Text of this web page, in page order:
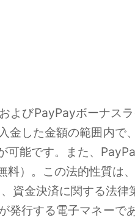
よびPayPayボーナス
金した金額の範囲内で
能です。また、
料）。この法的性質は
資金決済に関する法律
行する電子マネーで